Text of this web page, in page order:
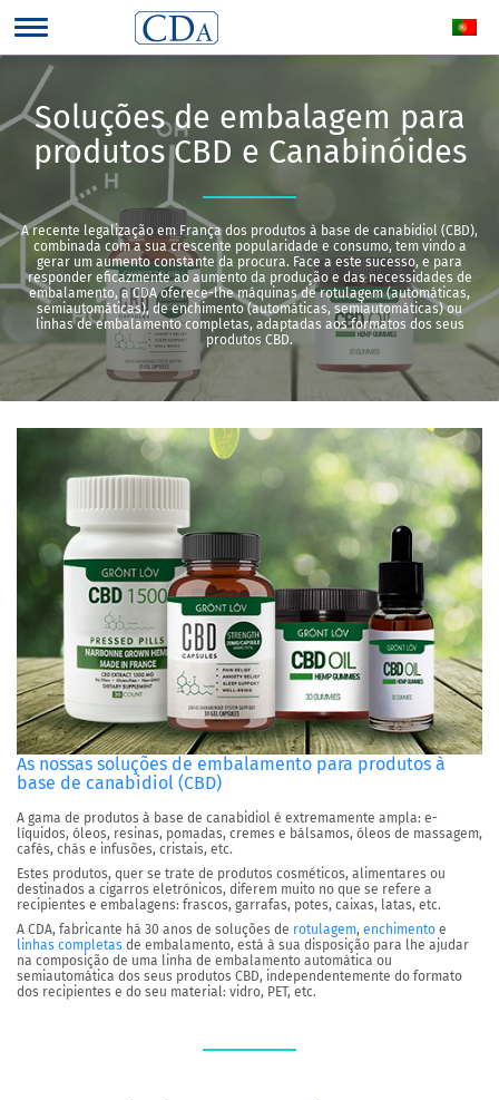
Soluções de embalagem para
produtos CBD e Canabinóides
A recente legalização em França dos produtos à base de canabidiol (CBD),
combinada com a sua crescente popularidade e consumo, tem vindo a
gerar um aumento constante da procura. Face a este sucesso, e para
responder eficazmente ao aumento da produção e das necessidades de
embalamento, a CDA oferece-lhe máquinas de rotulagem (automáticas,
semiautomáticas), de enchimento (automáticas, semiautomáticas) ou
linhas de embalamento completas, adaptadas aos formatos dos seus
produtos CBD.
As nossas soluções de embalamento para produtos à
base de canabidiol (CBD)
A gama de produtos à base de canabidiol é extremamente ampla: e-
líquidos, óleos, resinas, pomadas, cremes e bálsamos, óleos de massagem,
cafés, chás e infusões, cristais, etc.
Estes produtos, quer se trate de produtos cosméticos, alimentares ou
destinados a cigarros eletrónicos, diferem muito no que se refere a
recipientes e embalagens: frascos, garrafas, potes, caixas, latas, etc.
A CDA, fabricante há 30 anos de soluções de rotulagem, enchimento e
linhas completas de embalamento, está à sua disposição para lhe ajudar
na composição de uma linha de embalamento automática ou
semiautomática dos seus produtos CBD, independentemente do formato
dos recipientes e do seu material: vidro, PET, etc.